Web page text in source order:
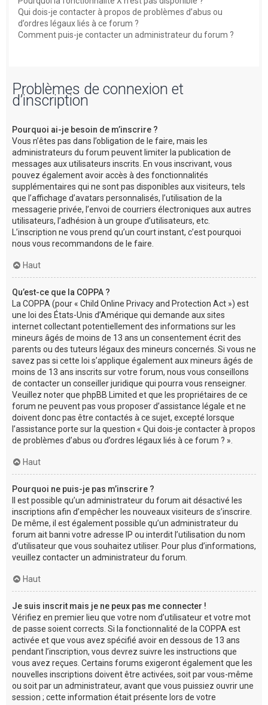
Qui dois-je contacter à propos de problèmes d’abus ou
d’ordres légaux liés à ce forum ?
Comment puis-je contacter un administrateur du forum ?
Problèmes de connexion et
d’inscription
Pourquoi ai-je besoin de m’inscrire ?
Vous n’êtes pas dans l’obligation de le faire, mais les
administrateurs du forum peuvent limiter la publication de
messages aux utilisateurs inscrits. En vous inscrivant, vous
pouvez également avoir accès à des fonctionnalités
supplémentaires qui ne sont pas disponibles aux visiteurs, tels
que l’affichage d’avatars personnalisés, l’utilisation de la
messagerie privée, l’envoi de courriers électroniques aux autres
utilisateurs, l’adhésion à un groupe d’utilisateurs, etc.
L’inscription ne vous prend qu’un court instant, c’est pourquoi
nous vous recommandons de le faire.
Haut
Qu’est-ce que la COPPA ?
La COPPA (pour « Child Online Privacy and Protection Act ») est
une loi des États-Unis d’Amérique qui demande aux sites
internet collectant potentiellement des informations sur les
mineurs âgés de moins de 13 ans un consentement écrit des
parents ou des tuteurs légaux des mineurs concernés. Si vous ne
savez pas si cette loi s’applique également aux mineurs âgés de
moins de 13 ans inscrits sur votre forum, nous vous conseillons
de contacter un conseiller juridique qui pourra vous renseigner.
Veuillez noter que phpBB Limited et que les propriétaires de ce
forum ne peuvent pas vous proposer d’assistance légale et ne
doivent donc pas être contactés à ce sujet, excepté lorsque
l’assistance porte sur la question « Qui dois-je contacter à propos
de problèmes d’abus ou d’ordres légaux liés à ce forum ? ».
Haut
Pourquoi ne puis-je pas m’inscrire ?
Il est possible qu’un administrateur du forum ait désactivé les
inscriptions afin d’empêcher les nouveaux visiteurs de s’inscrire.
De même, il est également possible qu’un administrateur du
forum ait banni votre adresse IP ou interdit l’utilisation du nom
d’utilisateur que vous souhaitez utiliser. Pour plus d’informations,
veuillez contacter un administrateur du forum.
Haut
Je suis inscrit mais je ne peux pas me connecter !
Vérifiez en premier lieu que votre nom d’utilisateur et votre mot
de passe soient corrects. Si la fonctionnalité de la COPPA est
activée et que vous avez spécifié avoir en dessous de 13 ans
pendant l’inscription, vous devrez suivre les instructions que
vous avez reçues. Certains forums exigeront également que les
nouvelles inscriptions doivent être activées, soit par vous-même
ou soit par un administrateur, avant que vous puissiez ouvrir une
session ; cette information était présente lors de votre